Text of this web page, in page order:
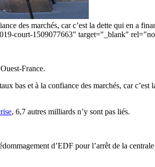
des marchés, car c’est la dette qui en a
court-1509077663" target="_blank"
France.
bas et à la confiance des marchés, car c’est
, 6,7 autres milliards n’y sont pas liés.
d’EDF pour l’arrêt de la